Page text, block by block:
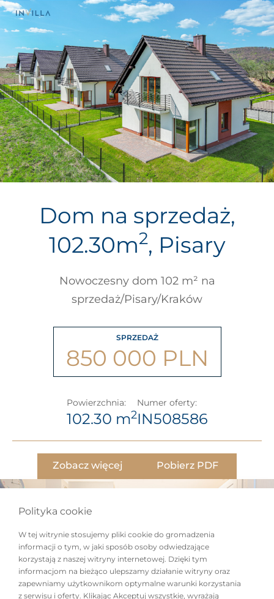
Dom na sprzedaż,
102.30m2, Pisary
Nowoczesny dom 102 m² na
sprzedaż/Pisary/Kraków
SPRZEDAŻ
850 000 PLN
Powierzchnia:
102.30 m2
Numer oferty:
IN508586
Zobacz więcej Pobierz PDF
Polityka cookie
W tej witrynie stosujemy pliki cookie do gromadzenia
informacji o tym, w jaki sposób osoby odwiedzające
korzystają z naszej witryny internetowej. Dzięki tym
informacjom na bieżąco ulepszamy działanie witryny oraz
zapewniamy użytkownikom optymalne warunki korzystania
z serwisu i oferty. Klikając Akceptuj wszystkie, wyrażają